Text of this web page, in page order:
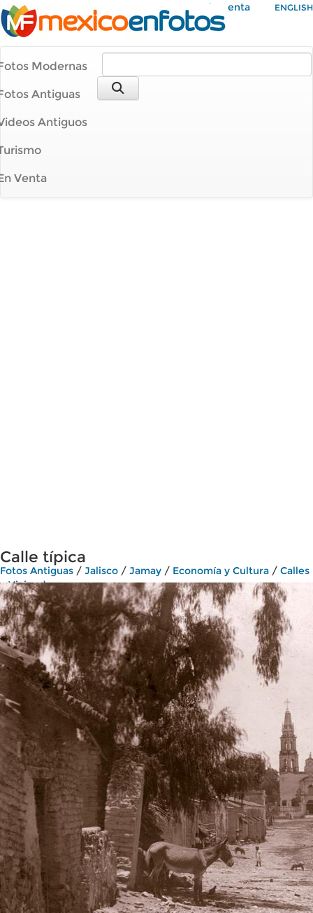
Mi Cuenta ENGLISH
Modernas
Antiguas
Antiguos
Venta
Calle típica
Fotos Antiguas / Jalisco / Jamay / Economía y Cultura / Calles
y Viviendas